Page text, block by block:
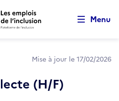
au contenu principal
Menu
Mise à jour le 17/02/2026
(H/F)